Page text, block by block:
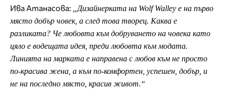
Ива Атанасова: Дизайнерката на Wolf Walley е на първо
място добър човек, а след това творец. Каква е
разликата? Че любовта към добруването на човека като
цяло е водещата идея, преди любовта към модата.
Линията на марката е направена с любов към не просто
по-красива жена, а към по-комфортен, успешен, добър, и
не на последно място, красив живот.“